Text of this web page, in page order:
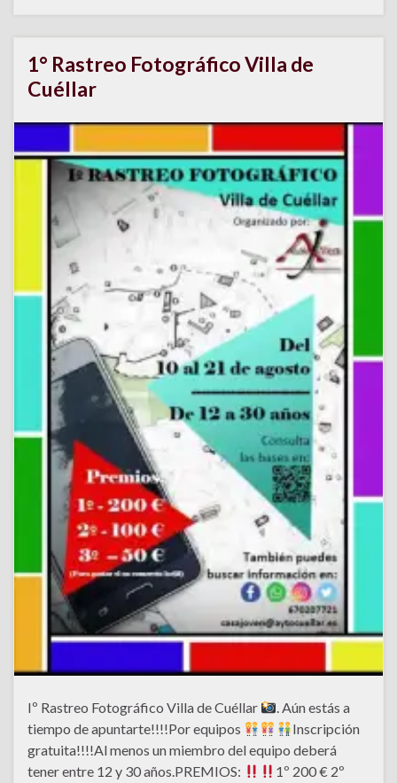
1° Rastreo Fotográfico Villa de
Cuéllar
Iº Rastreo Fotográfico Villa de Cuéllar
. Aún estás a
tiempo de apuntarte!!!!Por equipos
Inscripción
gratuita!!!!Al menos un miembro del equipo deberá
tener entre 12 y 30 años.PREMIOS:
1º 200 € 2º